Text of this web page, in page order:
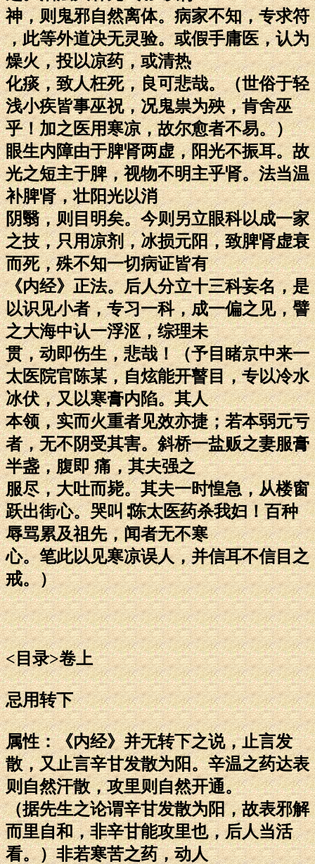
神，则鬼邪自然离体。病家不知，专求符
，此等外道决无灵验。或假手庸医，认为
燥火，投以凉药，或清热
化痰，致人枉死，良可悲哉。（世俗于轻
浅小疾皆事巫祝，况鬼祟为殃，肯舍巫
乎！加之医用寒凉，故尔愈者不易。）
眼生内障由于脾肾两虚，阳光不振耳。故
光之短主于脾，视物不明主乎肾。法当温
补脾肾，壮阳光以消
阴翳，则目明矣。今则另立眼科以成一家
之技，只用凉剂，冰损元阳，致脾肾虚衰
而死，殊不知一切病证皆有
《内经》正法。后人分立十三科妄名，是
以识见小者，专习一科，成一偏之见，譬
之大海中认一浮沤，综理未
贯，动即伤生，悲哉！（予目睹京中来一
太医院官陈某，自炫能开瞽目，专以冷水
冰伏，又以寒膏内陷。其人
本领，实而火重者见效亦捷；若本弱元亏
者，无不阴受其害。斜桥一盐贩之妻服膏
半盏，腹即 痛，其夫强之
服尽，大吐而毙。其夫一时惶急，从楼窗
跃出街心。哭叫∶陈太医药杀我妇！百种
辱骂累及祖先，闻者无不寒
心。笔此以见寒凉误人，并信耳不信目之
戒。）
<目录>卷上
忌用转下
属性：《内经》并无转下之说，止言发
散，又止言辛甘发散为阳。辛温之药达表
则自然汗散，攻里则自然开通。
（据先生之论谓辛甘发散为阳，故表邪解
而里自和，非辛甘能攻里也，后人当活
看。）非若寒苦之药，动人